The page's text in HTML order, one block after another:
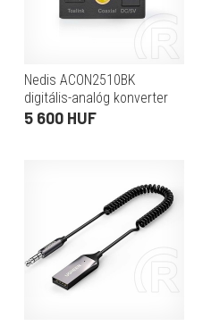
Nedis ACON2510BK
digitális-analóg konverter
(HDMI eARC átalakítás, 2×
5 600 HUF